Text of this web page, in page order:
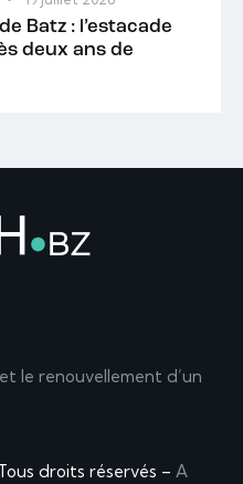
Batz : l’estacade
deux ans de
le renouvellement d’un
droits réservés – A